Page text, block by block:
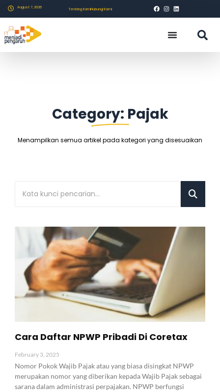
August 7, 2026 Tentang KamiHubungi Kami
Category: Pajak
Menampilkan semua artikel pada kategori yang disesuaikan
Cara Daftar NPWP Pribadi Di Coretax
February 3, 2025
Nomor Pokok Wajib Pajak atau yang biasa disingkat NPWP
merupakan nomor yang diberikan kepada Wajib Pajak sebagai
sarana dalam administrasi perpajakan. NPWP berfungsi